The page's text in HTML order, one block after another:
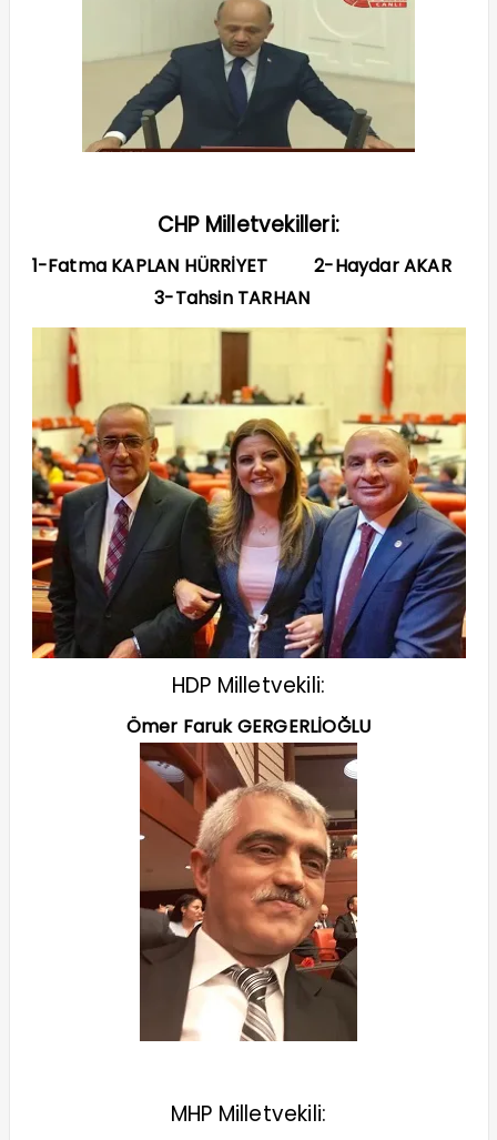
CHP Milletvekilleri:
1-Fatma KAPLAN HÜRRİYET 2-Haydar AKAR
3-Tahsin TARHAN
HDP Milletvekili:
Ömer Faruk GERGERLİOĞLU
MHP Milletvekili: